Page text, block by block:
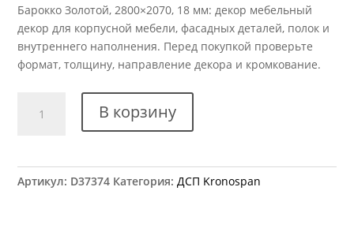
Барокко Золотой, 2800×2070, 18 мм: декор мебельный
декор для корпусной мебели, фасадных деталей, полок и
внутреннего наполнения. Перед покупкой проверьте
формат, толщину, направление декора и кромкование.
товара
PW
В корзину
Артикул: D37374 Категория: ДСП Kronospan